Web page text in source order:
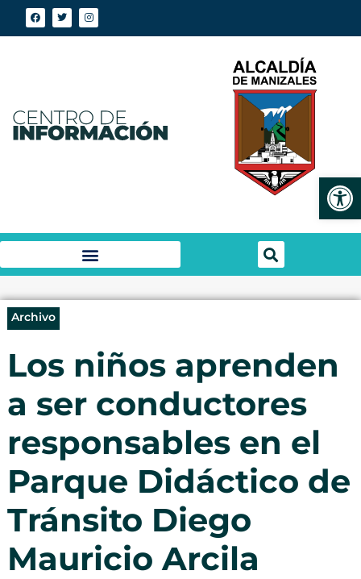
Archivo
Los niños aprenden
a ser conductores
responsables en el
Parque Didáctico de
Tránsito Diego
Mauricio Arcila